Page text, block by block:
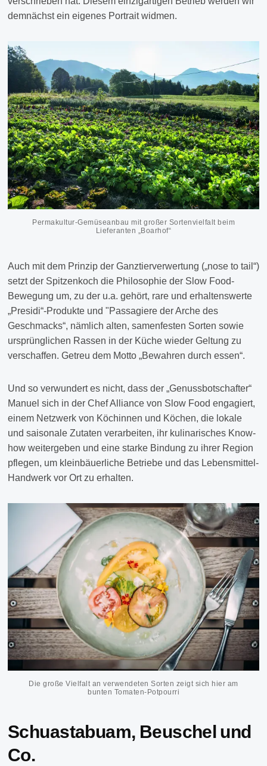
demnächst ein eigenes Portrait widmen.
Permakultur-Gemüseanbau mit großer Sortenvielfalt beim
Lieferanten „Boarhof“
Auch mit dem Prinzip der Ganztierverwertung („nose to tail“)
setzt der Spitzenkoch die Philosophie der Slow Food-
Bewegung um, zu der u.a. gehört, rare und erhaltenswerte
„Presidi“-Produkte und "Passagiere der Arche des
Geschmacks“, nämlich alten, samenfesten Sorten sowie
ursprünglichen Rassen in der Küche wieder Geltung zu
verschaffen. Getreu dem Motto „Bewahren durch essen“.
Und so verwundert es nicht, dass der „Genussbotschafter“
Manuel sich in der Chef Alliance von Slow Food engagiert,
einem Netzwerk von Köchinnen und Köchen, die lokale
und saisonale Zutaten verarbeiten, ihr kulinarisches Know-
how weitergeben und eine starke Bindung zu ihrer Region
pflegen, um kleinbäuerliche Betriebe und das Lebensmittel-
Handwerk vor Ort zu erhalten.
Die große Vielfalt an verwendeten Sorten zeigt sich hier am
bunten Tomaten-Potpourri
Schuastabuam, Beuschel und
Co.